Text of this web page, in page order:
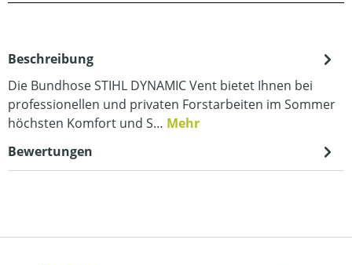
Beschreibung
Die Bundhose STIHL DYNAMIC Vent bietet Ihnen bei
professionellen und privaten Forstarbeiten im Sommer
höchsten Komfort und S… Mehr
Bewertungen